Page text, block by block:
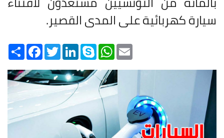
سيارة كهربائية على المدى القصير.
Share
FacebookTwitterLinkedInSkype
WhatsAppEmail